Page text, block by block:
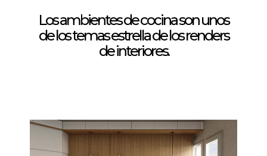
Los ambientes de cocina son unos
de los temas estrella de los renders
de interiores.